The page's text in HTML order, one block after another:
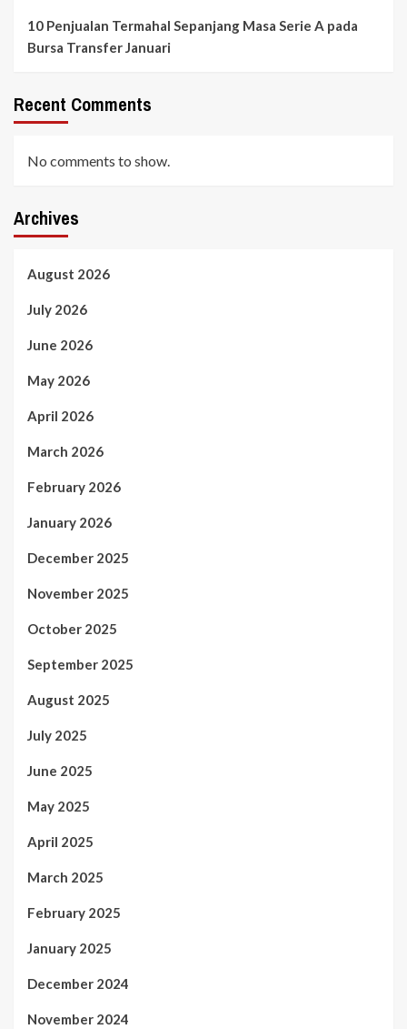
10 Penjualan Termahal Sepanjang Masa Serie A pada
Bursa Transfer Januari
Recent Comments
No comments to show.
Archives
August 2026
July 2026
June 2026
May 2026
April 2026
March 2026
February 2026
January 2026
December 2025
November 2025
October 2025
September 2025
August 2025
July 2025
June 2025
May 2025
April 2025
March 2025
February 2025
January 2025
December 2024
November 2024